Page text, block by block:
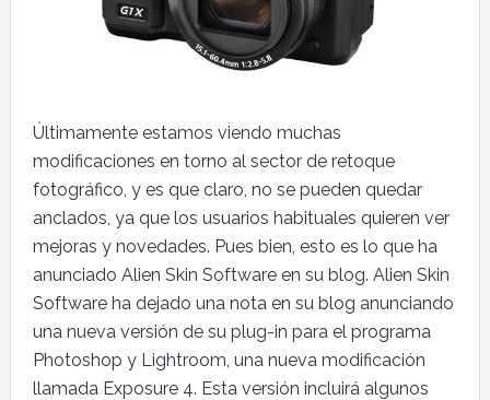
Últimamente estamos viendo muchas
modificaciones en torno al sector de retoque
fotográfico, y es que claro, no se pueden quedar
anclados, ya que los usuarios habituales quieren ver
mejoras y novedades. Pues bien, esto es lo que ha
anunciado Alien Skin Software en su blog. Alien Skin
Software ha dejado una nota en su blog anunciando
una nueva versión de su plug-in para el programa
Photoshop y Lightroom, una nueva modificación
llamada Exposure 4. Esta versión incluirá algunos